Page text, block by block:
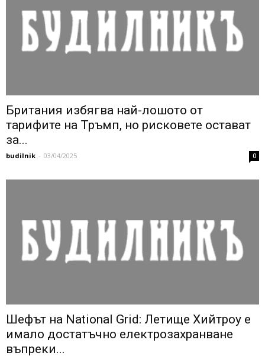
Британия избягва най-лошото от
тарифите на Тръмп, но рисковете остават
за...
budilnik - 03/04/2025 0
Шефът на National Grid: Летище Хийтроу е
имало достатъчно електрозахранване
въпреки...